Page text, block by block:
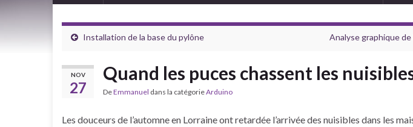
Installation de la base du pylône Analyse graphique
NOV
27
Quand les puces chassent les
DeEmmanuel dans la catégorieArduino
Les douceurs de l’automne en Lorraine ont retardée l’arrivée des nuisibles dans les